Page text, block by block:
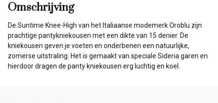
Omschrijving
De Suntime Knee-High van het Italiaanse modemerk Oroblu zijn
prachtige pantykniekousen met een dikte van 15 denier. De
kniekousen geven je voeten en onderbenen een natuurlijke,
zomerse uitstraling. Het is gemaakt van speciale Sideria garen en
hierdoor dragen de panty kniekousen erg luchtig en koel.